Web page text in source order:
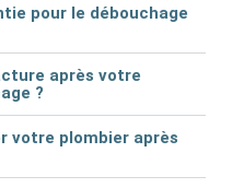
pour le débouchage
après votre
?
votre plombier après